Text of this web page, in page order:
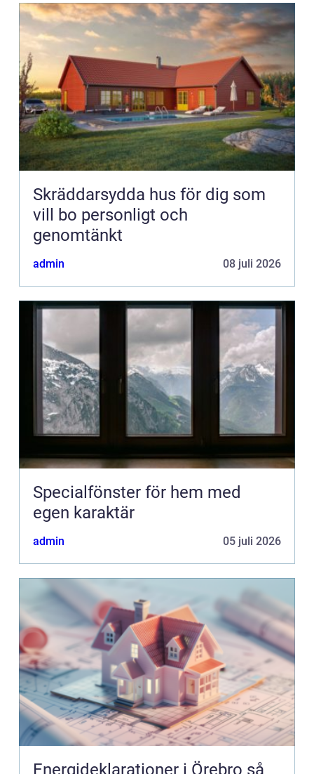
Skräddarsydda hus för dig som
vill bo personligt och
genomtänkt
admin 08 juli 2026
Specialfönster för hem med
egen karaktär
admin 05 juli 2026
Energideklarationer i Örebro så